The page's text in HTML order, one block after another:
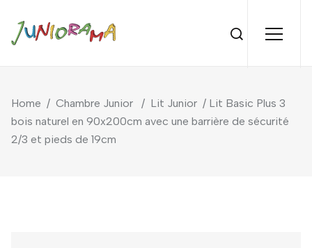
Home / Chambre Junior / Lit Junior / Lit Basic Plus 3
bois naturel en 90x200cm avec une barrière de sécurité
2/3 et pieds de 19cm